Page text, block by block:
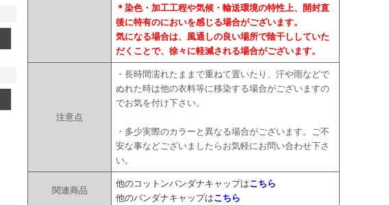
＊染色・加工工程や気候・輸送環境の特性上、開封直
後に特有のにおいを感じる場合がございます。
気になる場合は、風通しの良い場所で陰干ししていた
だくことで、徐々に軽減される場合がございます。
注意点
・長時間濡れたままで重ねて置いたり、汗や雨などで
ぬれた時は他の衣料等に移染する場合がございますの
でお気を付け下さい。
・多少実際のカラーと異なる場合がございます。ご不
安な事などございましたらお気軽にお問い合わせ下さ
い。
関連商品
他のコットンバンダナキャップはこちら
他のバンダナキャップはこちら